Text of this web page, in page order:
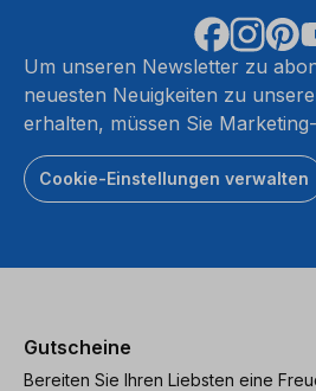
Um unseren Newsletter zu
neuesten Neuigkeiten zu
erhalten, müssen Sie
Cookie-Einstellungen verwalten
Gutscheine
Bereiten Sie Ihren Liebsten eine